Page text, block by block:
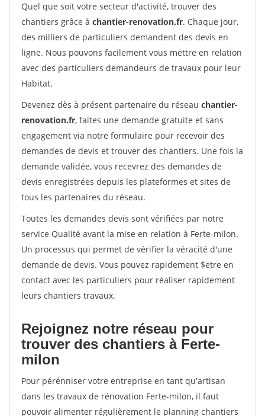
Quel que soit votre secteur d'activité, trouver des
chantiers grâce à chantier-renovation.fr. Chaque jour,
des milliers de particuliers demandent des devis en
ligne. Nous pouvons facilement vous mettre en relation
avec des particuliers demandeurs de travaux pour leur
Habitat.
Devenez dès à présent partenaire du réseau chantier-
renovation.fr, faites une demande gratuite et sans
engagement via notre formulaire pour recevoir des
demandes de devis et trouver des chantiers. Une fois la
demande validée, vous recevrez des demandes de
devis enregistrées depuis les plateformes et sites de
tous les partenaires du réseau.
Toutes les demandes devis sont vérifiées par notre
service Qualité avant la mise en relation à Ferte-milon.
Un processus qui permet de vérifier la véracité d'une
demande de devis. Vous pouvez rapidement $etre en
contact avec les particuliers pour réaliser rapidement
leurs chantiers travaux.
Rejoignez notre réseau pour
trouver des chantiers à Ferte-
milon
Pour pérénniser votre entreprise en tant qu'artisan
dans les travaux de rénovation Ferte-milon, il faut
pouvoir alimenter régulièrement le planning chantiers